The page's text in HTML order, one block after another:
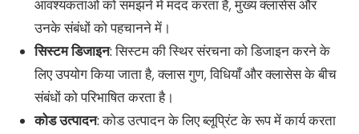
आवश्यकताओं को समझने में मदद करता है, मुख्य क्लासेस और
उनके संबंधों को पहचानने में।
सिस्टम डिजाइन: सिस्टम की स्थिर संरचना को डिजाइन करने के
लिए उपयोग किया जाता है, क्लास गुण, विधियाँ और क्लासेस के बीच
संबंधों को परिभाषित करता है।
कोड उत्पादन: कोड उत्पादन के लिए ब्लूप्रिंट के रूप में कार्य करता